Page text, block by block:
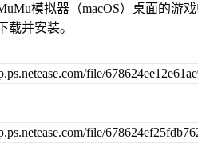
模拟器（macOS）桌面的游
载并安装。